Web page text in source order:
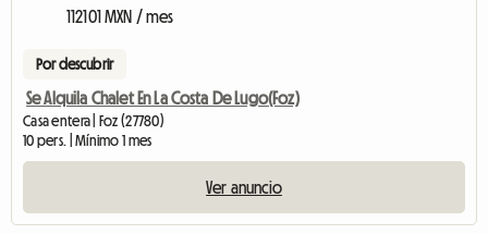
112101 MXN / mes
Por descubrir
Se Alquila Chalet En La Costa De Lugo(Foz)
Casa entera | Foz (27780)
10 pers. | Mínimo 1 mes
Ver anuncio